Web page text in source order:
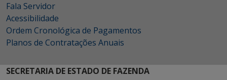
Fala Servidor
Acessibilidade
Ordem Cronológica de Pagamentos
Planos de Contratações Anuais
SECRETARIA DE ESTADO DE FAZENDA